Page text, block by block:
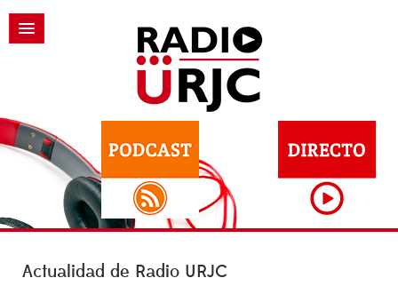
Actualidad de Radio URJC